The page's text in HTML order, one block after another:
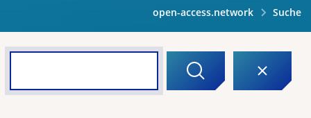
open-access.network Suche